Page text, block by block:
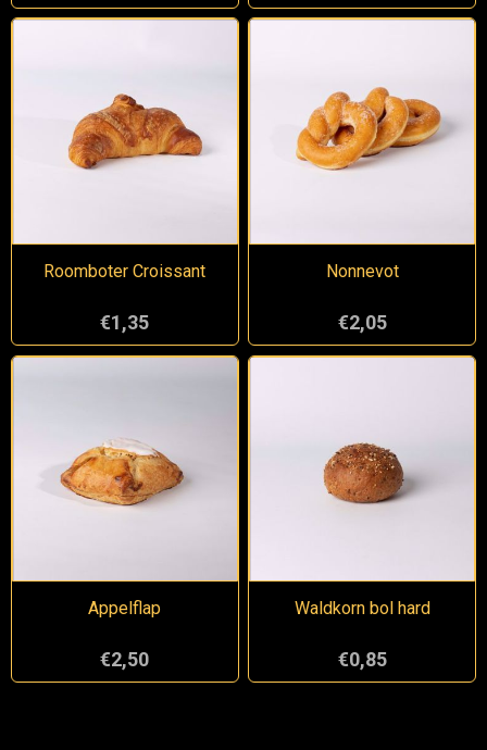
Roomboter Croissant
€1,35
Nonnevot
€2,05
Appelflap
€2,50
Waldkorn bol hard
€0,85